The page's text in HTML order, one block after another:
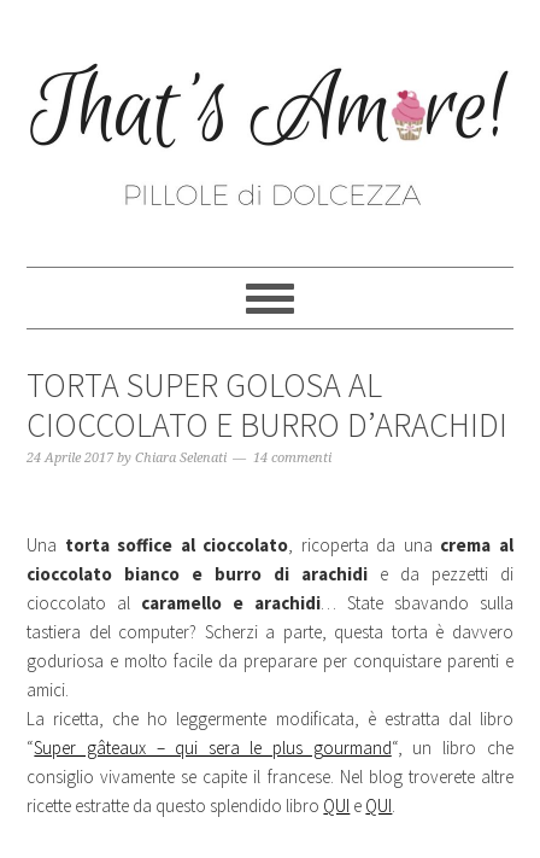
TORTA SUPER GOLOSA AL
CIOCCOLATO E BURRO D’ARACHIDI
24 Aprile 2017 byChiara Selenati 14 commenti
Una torta soffice al cioccolato, ricoperta da una crema al
cioccolato bianco e burro di arachidie da pezzetti di
cioccolato al caramello e arachidi… State sbavando sulla
tastiera del computer? Scherzi a parte, questa torta è davvero
goduriosa e molto facile da preparare per conquistare parenti e
amici.
La ricetta, che ho leggermente modificata, è estratta dal libro
“Super gâteaux – qui sera le plus gourmand“, un libro che
consiglio vivamente se capite il francese. Nel blog troverete altre
ricette estratte da questo splendido libro QUI e QUI.